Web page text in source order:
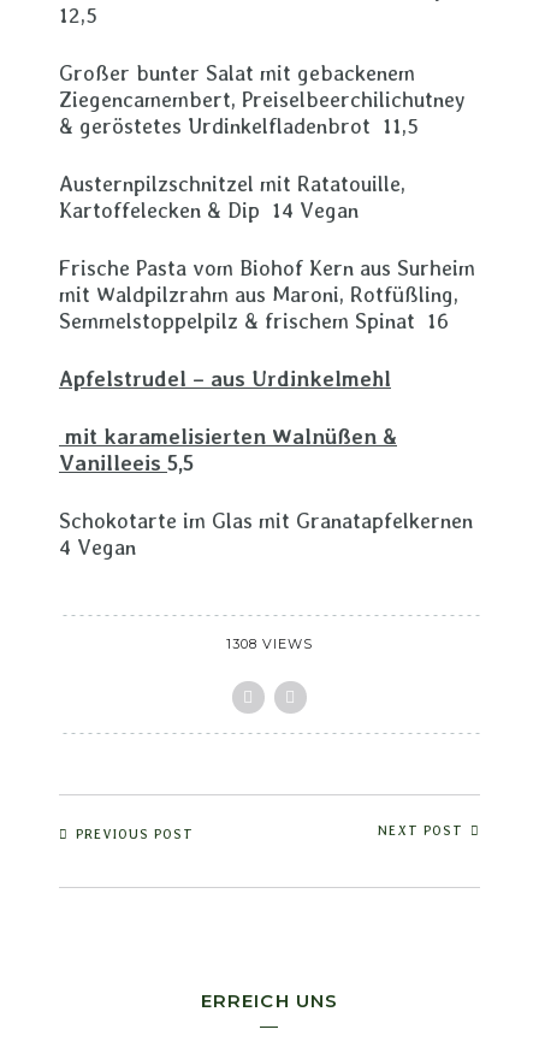
12,5
Großer bunter Salat mit gebackenem
Ziegencamembert, Preiselbeerchilichutney
& geröstetes Urdinkelfladenbrot 11,5
Austernpilzschnitzel mit Ratatouille,
Kartoffelecken & Dip 14 Vegan
Frische Pasta vom Biohof Kern aus Surheim
mit Waldpilzrahm aus Maroni, Rotfüßling,
Semmelstoppelpilz & frischem Spinat 16
Apfelstrudel – aus Urdinkelmehl
mit karamelisierten Walnüßen &
Vanilleeis 5,5
Schokotarte im Glas mit Granatapfelkernen
4 Vegan
1308 VIEWS
PREVIOUS POST NEXT POST
ERREICH UNS